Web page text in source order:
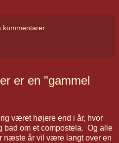
kommentarer:
er en "gammel
været højere end i år, hvor
bad om et compostela. Og alle
næste år vil være langt over en